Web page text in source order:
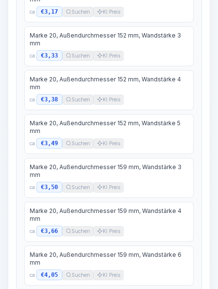
ca. €3,17 Suchen KI Preis
Marke 20, Außendurchmesser 152 mm, Wandstärke 3
mm
ca. €3,33 Suchen KI Preis
Marke 20, Außendurchmesser 152 mm, Wandstärke 4
mm
ca. €3,38 Suchen KI Preis
Marke 20, Außendurchmesser 152 mm, Wandstärke 5
mm
ca. €3,49 Suchen KI Preis
Marke 20, Außendurchmesser 159 mm, Wandstärke 3
mm
ca. €3,50 Suchen KI Preis
Marke 20, Außendurchmesser 159 mm, Wandstärke 4
mm
ca. €3,66 Suchen KI Preis
Marke 20, Außendurchmesser 159 mm, Wandstärke 6
mm
ca. €4,05 Suchen KI Preis